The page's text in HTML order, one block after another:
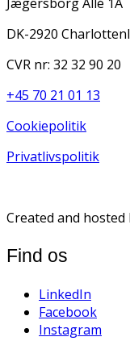
DK-2920
CVR nr: 32 32 90 20
+45 70 21 01 13
Cookiepolitik
Privatlivspolitik
Created and hosted
Find os
LinkedIn
Facebook
Instagram